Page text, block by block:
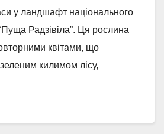
у ландшафт національного
Радзівіла”. Ця рослина
квітами, що
килимом лісу,